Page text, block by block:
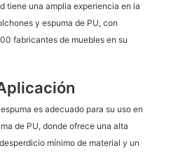
tiene una amplia experiencia en la
y espuma de PU, con
fabricantes de muebles en su
es adecuado para su uso en
de PU, donde ofrece una alta
mínimo de material y un